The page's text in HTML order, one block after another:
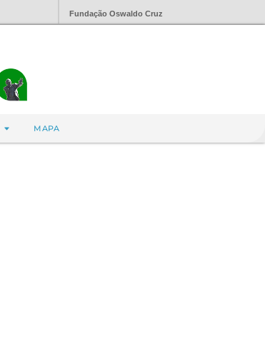
Fundação Oswaldo Cruz
MAPA